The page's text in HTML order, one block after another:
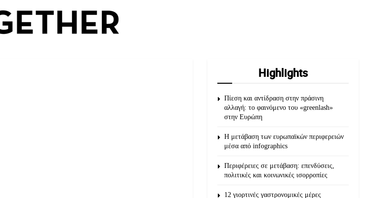
Highlights
Πίεση και αντίδραση στην πράσινη
αλλαγή: το φαινόμενο του «greenlash»
στην Ευρώπη
Η μετάβαση των ευρωπαϊκών περιφερειών
μέσα από infographics
Περιφέρειες σε μετάβαση: επενδύσεις,
πολιτικές και κοινωνικές ισορροπίες
12 γιορτινές γαστρονομικές μέρες